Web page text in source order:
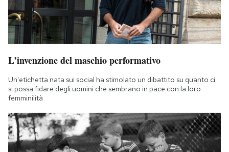
L’invenzione del maschio performativo
Un'etichetta nata sui social ha stimolato un dibattito su quanto ci
si possa fidare degli uomini che sembrano in pace con la loro
femminilità